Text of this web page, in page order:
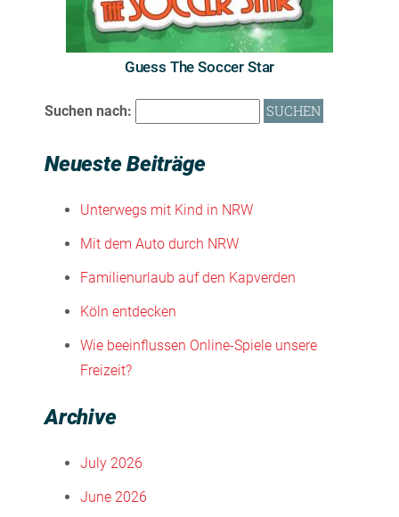
Guess The Soccer Star
Suchen nach:
Neueste Beiträge
Unterwegs mit Kind in NRW
Mit dem Auto durch NRW
Familienurlaub auf den Kapverden
Köln entdecken
Wie beeinflussen Online-Spiele unsere
Freizeit?
Archive
July 2026
June 2026